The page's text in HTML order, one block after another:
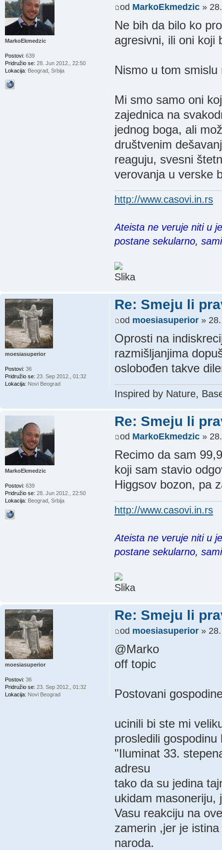
od MarkoEkmedzic»
Ne bih da bilo ko
agresivni, ili oni koji
Nismo u tom smislu
Mi smo samo oni
zajednica na
jednog boga, ali
društvenim
reaguju, svesni
verovanja u verske
http://www.casovi.in.rs
Ateista ne veruje niti u
postane sekularno,
MarkoEkmedzic
Postovi: 639
Pridružio se: 28. Jun 2012., 22:50
Lokacija: Beograd, Srbija
Re: Smeju li
od moesiasuperior» 28.
Oprosti na
razmišljanjima
oslobođen takve
Inspired by Nature,
moesiasuperior
Postovi: 36
Pridružio se: 23. Sep 2012., 01:32
Lokacija: Novi Beograd
Re: Smeju li
od MarkoEkmedzic»
Recimo da sam
koji sam stavio
Higgsov bozon, pa
http://www.casovi.in.rs
Ateista ne veruje niti u
postane sekularno,
MarkoEkmedzic
Postovi: 639
Pridružio se: 28. Jun 2012., 22:50
Lokacija: Beograd, Srbija
Re: Smeju li
od moesiasuperior» 28.
@Marko
off topic
Postovani
ucinili bi ste mi
prosledili
"Iluminat 33.
adresu
tako da su jedina
ukidam masoneriju,
Vasu reakciju na
zamerin ,jer je
naroda.
moesiasuperior
Postovi: 36
Pridružio se: 23. Sep 2012., 01:32
Lokacija: Novi Beograd